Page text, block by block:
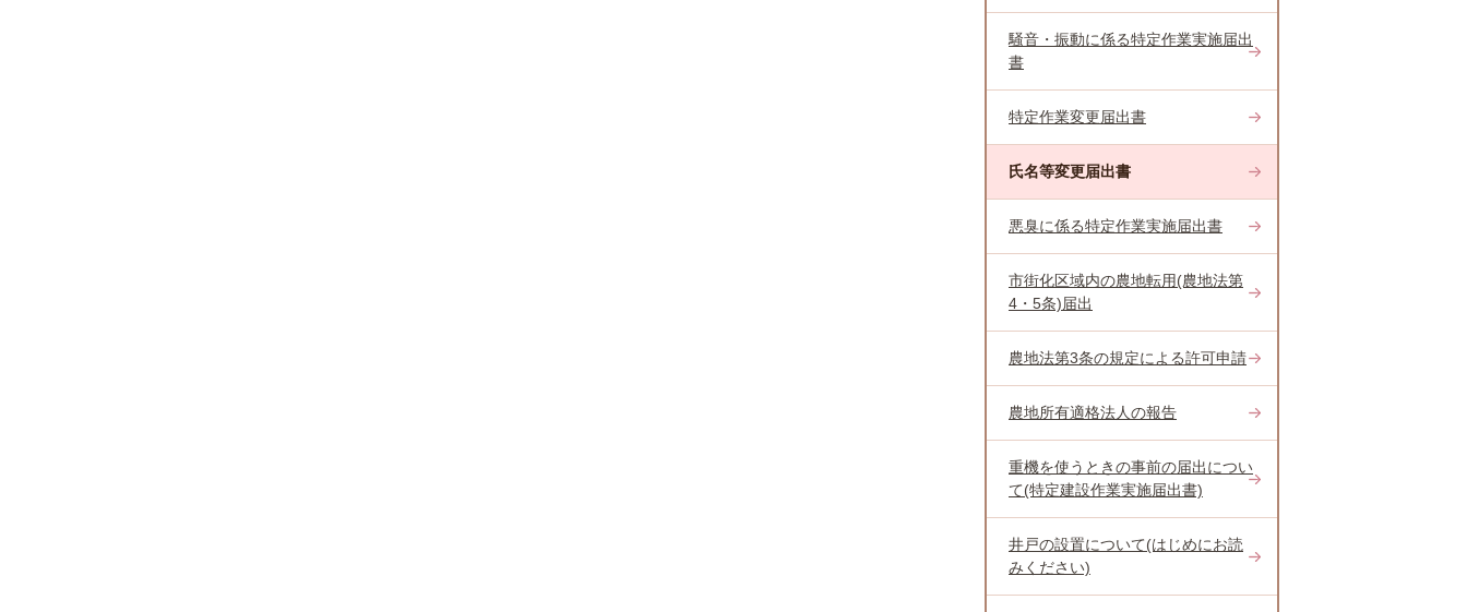
騒音・振動に係る特定作業実施届出
書
特定作業変更届出書
氏名等変更届出書
悪臭に係る特定作業実施届出書
市街化区域内の農地転用(農地法第
4・5条)届出
農地法第3条の規定による許可申請
農地所有適格法人の報告
重機を使うときの事前の届出につい
て(特定建設作業実施届出書)
井戸の設置について(はじめにお読
みください)